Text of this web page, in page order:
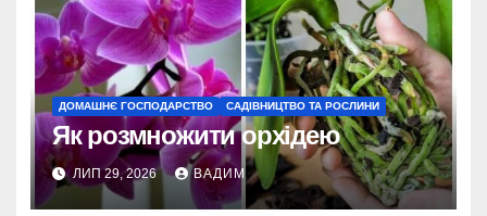
ДОМАШНЄ ГОСПОДАРСТВО САДІВНИЦТВО ТА РОСЛИНИ
Як розмножити орхідею
ЛИП 29, 2026 ВАДИМ